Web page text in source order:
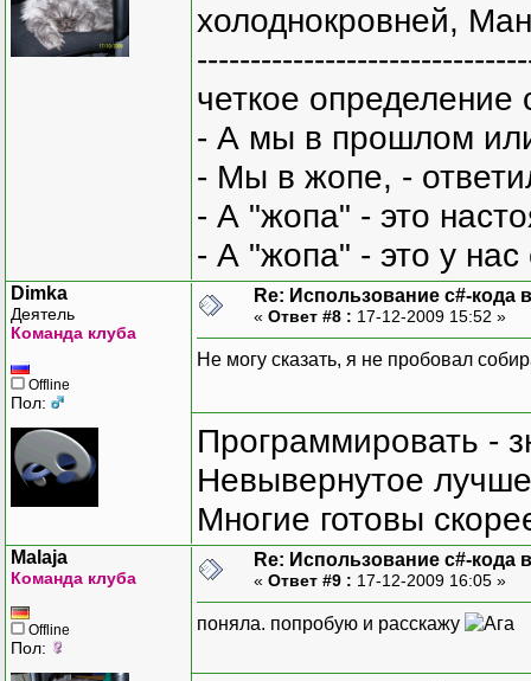
холоднокровней,
четкое
- А мы в прошлом
- Мы в жопе, -
- А "жопа" - это
- А "жопа" - это у
Dimka
Деятель
Команда клуба
Offline
Пол:
Re: Использование c#-кода
« Ответ #8 : 17-12-2009 15:52 »
Не могу сказать, я не пробовал
Программировать -
Невывернутое
Многие готовы
Malaja
Команда клуба
Offline
Пол:
Re: Использование c#-кода
« Ответ #9 : 17-12-2009 16:05 »
поняла. попробую и расскажу